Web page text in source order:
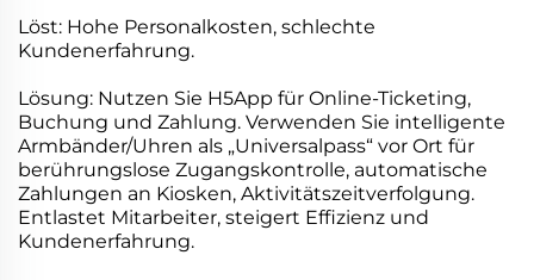
Löst: Hohe Personalkosten, schlechte
Kundenerfahrung.
Lösung: Nutzen Sie H5App für Online-Ticketing,
Buchung und Zahlung. Verwenden Sie intelligente
Armbänder/Uhren als „Universalpass“ vor Ort für
berührungslose Zugangskontrolle, automatische
Zahlungen an Kiosken, Aktivitätszeitverfolgung.
Entlastet Mitarbeiter, steigert Effizienz und
Kundenerfahrung.